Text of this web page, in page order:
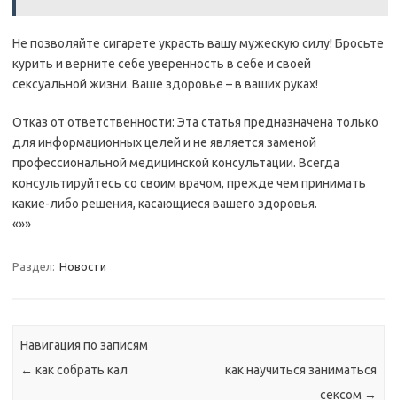
Не позволяйте сигарете украсть вашу мужескую силу! Бросьте
курить и верните себе уверенность в себе и своей
сексуальной жизни. Ваше здоровье – в ваших руках!
Отказ от ответственности: Эта статья предназначена только
для информационных целей и не является заменой
профессиональной медицинской консультации. Всегда
консультируйтесь со своим врачом, прежде чем принимать
какие-либо решения, касающиеся вашего здоровья.
«»»
Раздел: Новости
Навигация по записям
← как собрать кал
как научиться заниматься
сексом →